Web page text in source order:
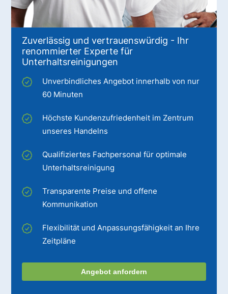
Zuverlässig und vertrauenswürdig - Ihr
renommierter Experte für
Unterhaltsreinigungen
Unverbindliches Angebot innerhalb von nur
60 Minuten
Höchste Kundenzufriedenheit im Zentrum
unseres Handelns
Qualifiziertes Fachpersonal für optimale
Unterhaltsreinigung
Transparente Preise und offene
Kommunikation
Flexibilität und Anpassungsfähigkeit an Ihre
Zeitpläne
Angebot anfordern